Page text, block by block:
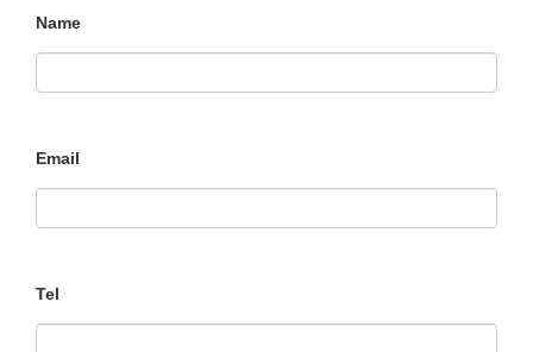
Name
Email
Tel